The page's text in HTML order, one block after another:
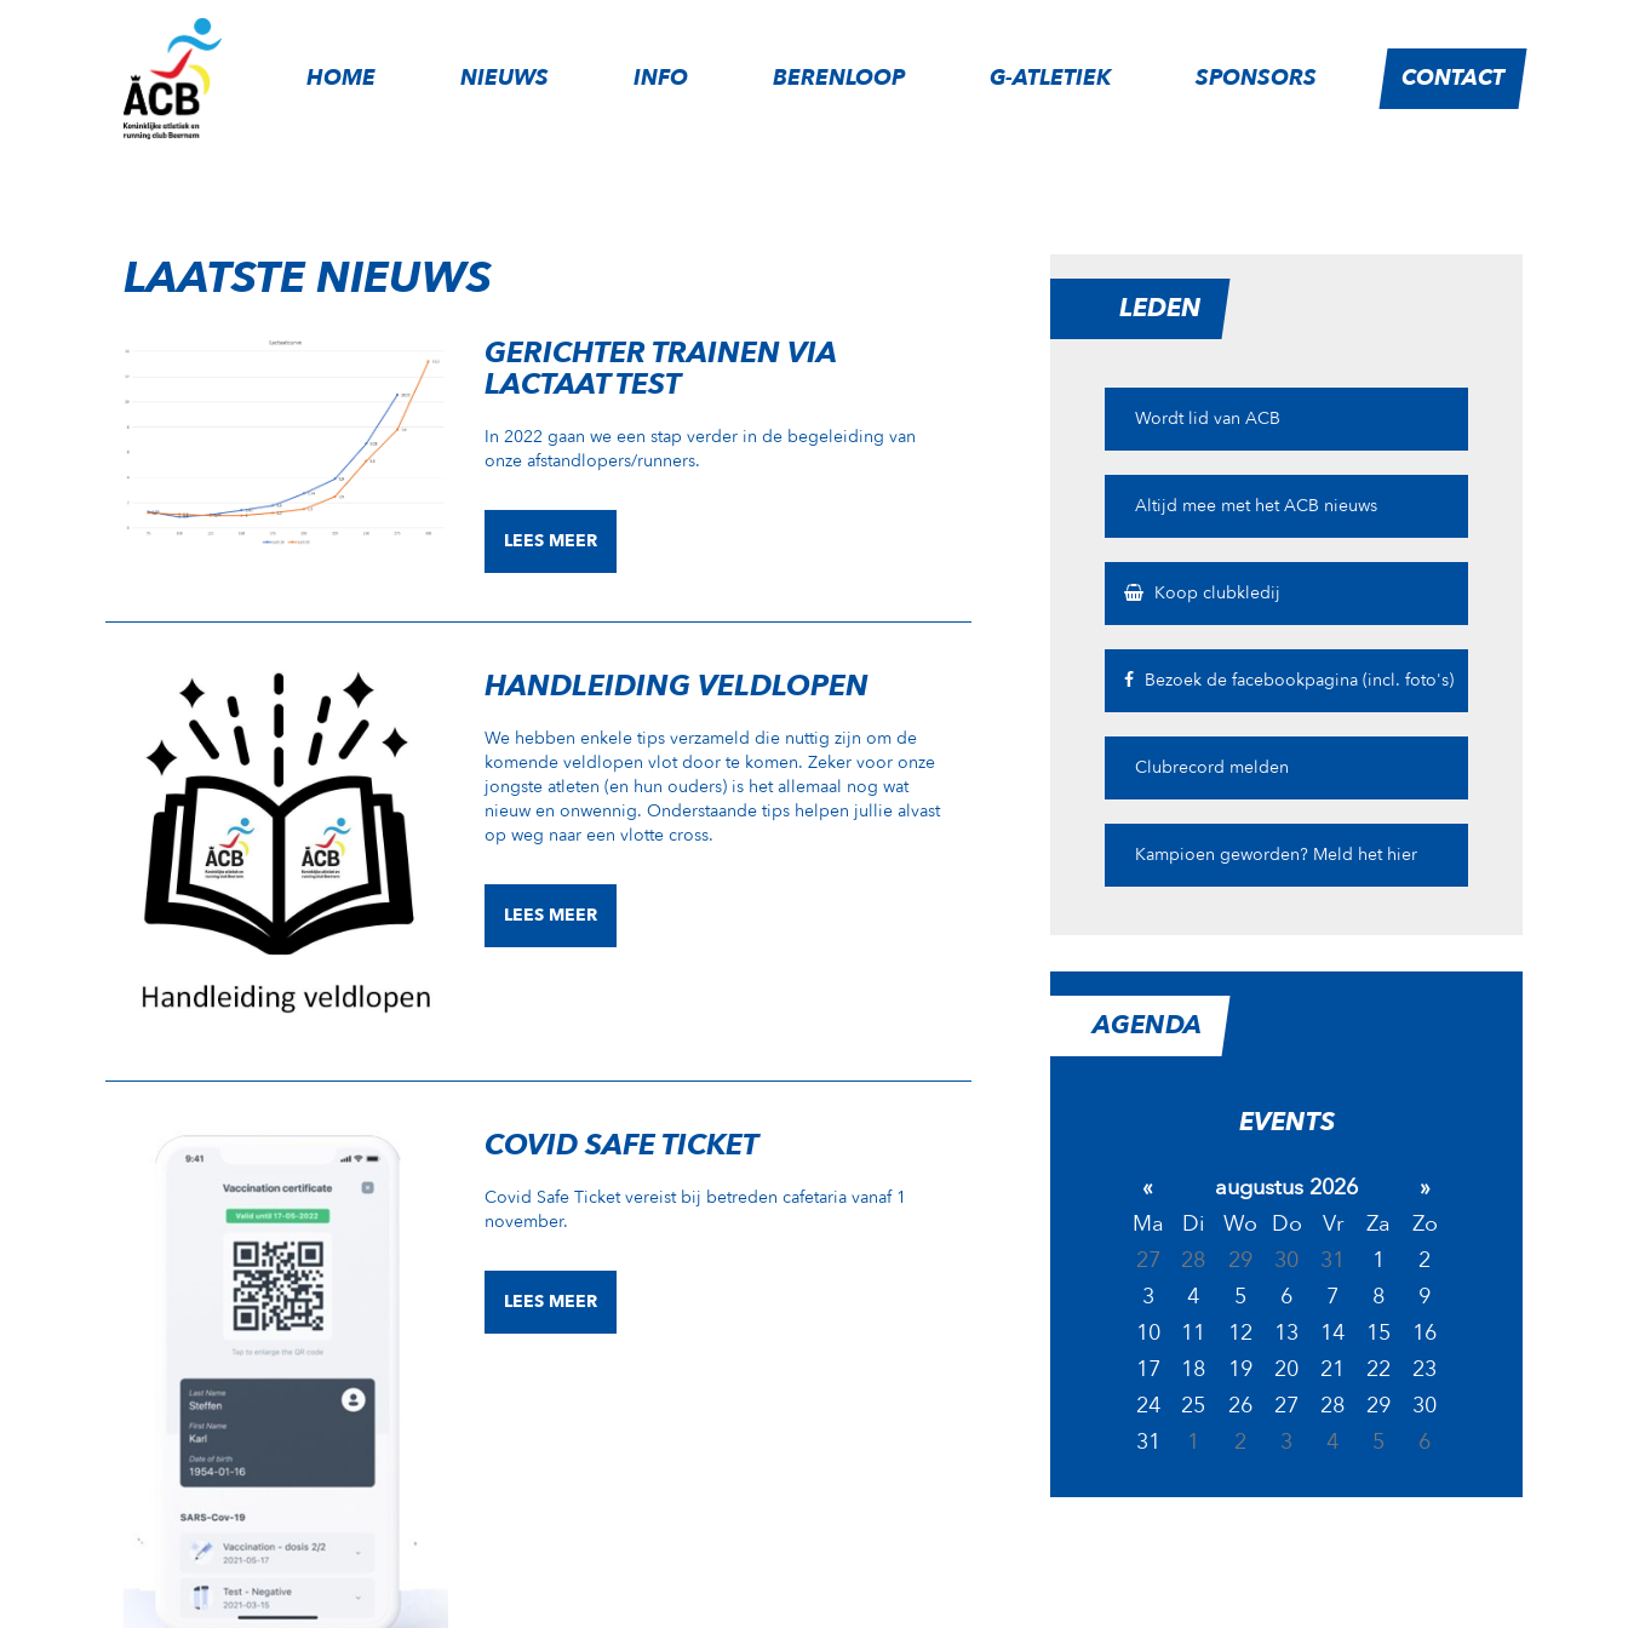
HOME NIEUWS INFO BERENLOOP G-ATLETIEK SPONSORS CONTACT
LAATSTE NIEUWS
GERICHTER TRAINEN VIA
LACTAAT TEST
In 2022 gaan we een stap verder in de begeleiding van
onze afstandlopers/runners.
LEES MEER
HANDLEIDING VELDLOPEN
We hebben enkele tips verzameld die nuttig zijn om de
komende veldlopen vlot door te komen. Zeker voor onze
jongste atleten (en hun ouders) is het allemaal nog wat
nieuw en onwennig. Onderstaande tips helpen jullie alvast
op weg naar een vlotte cross.
LEES MEER
COVID SAFE TICKET
Covid Safe Ticket vereist bij betreden cafetaria vanaf 1
november.
LEES MEER
LEDEN
Wordt lid van ACB
Altijd mee met het ACB nieuws
Koop clubkledij
Bezoek de facebookpagina (incl. foto's)
Clubrecord melden
Kampioen geworden? Meld het hier
AGENDA
EVENTS
« augustus 2026
»
Ma
Di Wo Do Vr Za
Zo
27
28 29 30 31 1
2
3
4 5 6 7 8
9
10
11 12 13 14 15
16
17
18 19 20 21 22
23
24
25 26 27 28 29
30
31
1 2 3 4 5 6